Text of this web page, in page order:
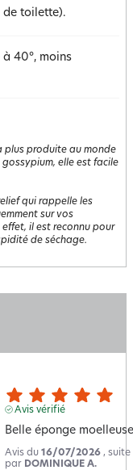
de toilette).
40°, moins
plus produite au monde
elle est facile
qui rappelle les
sur vos
il est reconnu pour
de séchage.
Avis vérifié
Belle éponge moelleuse
Avis du 16/07/2026 , suite
par DOMINIQUE A.